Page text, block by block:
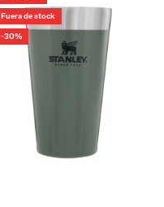
Fuera de stock
-30%